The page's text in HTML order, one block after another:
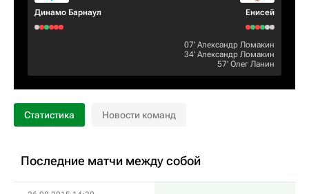
Динамо Барнаул Енисей
07‎’‎ Александр Ломакин
34‎’‎ Александр Ломакин
57‎’‎ Олег Ланин
Статистика Новости команд
Последние матчи между собой